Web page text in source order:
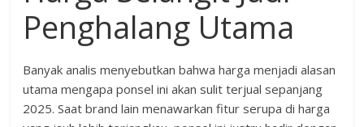
Penghalang Utama
Banyak analis menyebutkan bahwa harga menjadi alasan
utama mengapa ponsel ini akan sulit terjual sepanjang
2025. Saat brand lain menawarkan fitur serupa di harga